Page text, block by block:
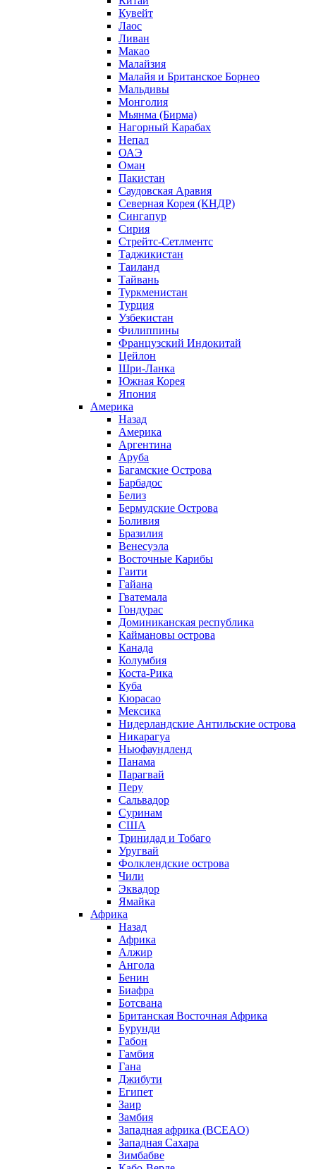
Кувейт
Лаос
Ливан
Макао
Малайзия
Малайя и Британское Борнео
Мальдивы
Монголия
Мьянма (Бирма)
Нагорный Карабах
Непал
ОАЭ
Оман
Пакистан
Саудовская Аравия
Северная Корея (КНДР)
Сингапур
Сирия
Стрейтс-Сетлментс
Таджикистан
Таиланд
Тайвань
Туркменистан
Турция
Узбекистан
Филиппины
Французский Индокитай
Цейлон
Шри-Ланка
Южная Корея
Япония
Америка
Назад
Америка
Аргентина
Аруба
Багамские Острова
Барбадос
Белиз
Бермудские Острова
Боливия
Бразилия
Венесуэла
Восточные Карибы
Гаити
Гайана
Гватемала
Гондурас
Доминиканская республика
Каймановы острова
Канада
Колумбия
Коста-Рика
Куба
Кюрасао
Мексика
Нидерландские Антильские острова
Никарагуа
Ньюфаундленд
Панама
Парагвай
Перу
Сальвадор
Суринам
США
Тринидад и Тобаго
Уругвай
Фолклендские острова
Чили
Эквадор
Ямайка
Африка
Назад
Африка
Алжир
Ангола
Бенин
Биафра
Ботсвана
Британская Восточная Африка
Бурунди
Габон
Гамбия
Гана
Джибути
Египет
Заир
Замбия
Западная африка (BCEAO)
Западная Сахара
Зимбабве